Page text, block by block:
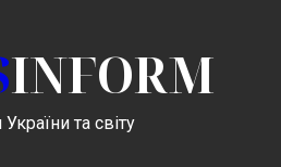
INFORM
та світу